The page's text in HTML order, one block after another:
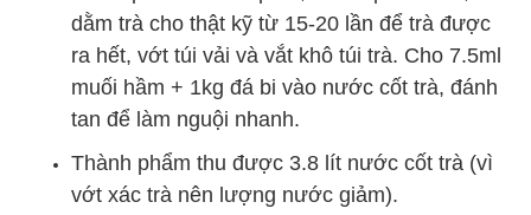
dằm trà cho thật kỹ từ 15-20 lần để trà được
ra hết, vớt túi vải và vắt khô túi trà. Cho 7.5ml
muối hầm + 1kg đá bi vào nước cốt trà, đánh
tan để làm nguội nhanh.
Thành phẩm thu được 3.8 lít nước cốt trà (vì
vớt xác trà nên lượng nước giảm).